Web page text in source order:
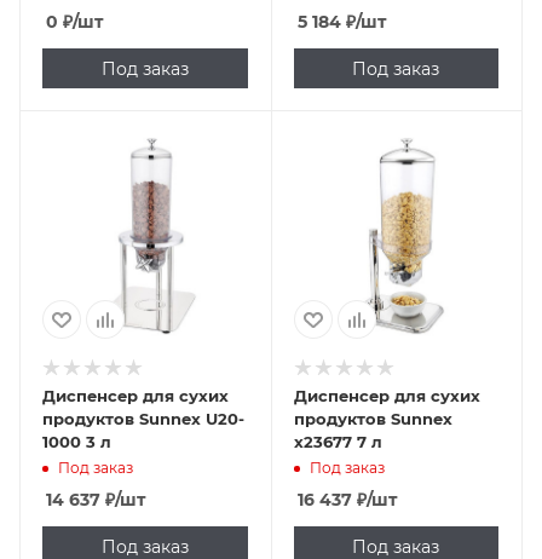
0 ₽/шт
Под заказ
5 184₽/шт
Под заказ
Диспенсер для сухих
продуктов Sunnex U20-
1000 3 л
Под заказ
14 637 ₽/шт
Под заказ
Диспенсер для сухих
продуктов Sunnex
x23677 7 л
Под заказ
16 437₽/шт
Под заказ